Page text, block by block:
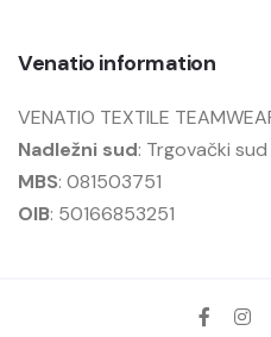
Venatio information
VENATIO TEXTILE
Nadležni sud: Trgovački
MBS: 081503751
OIB: 50166853251